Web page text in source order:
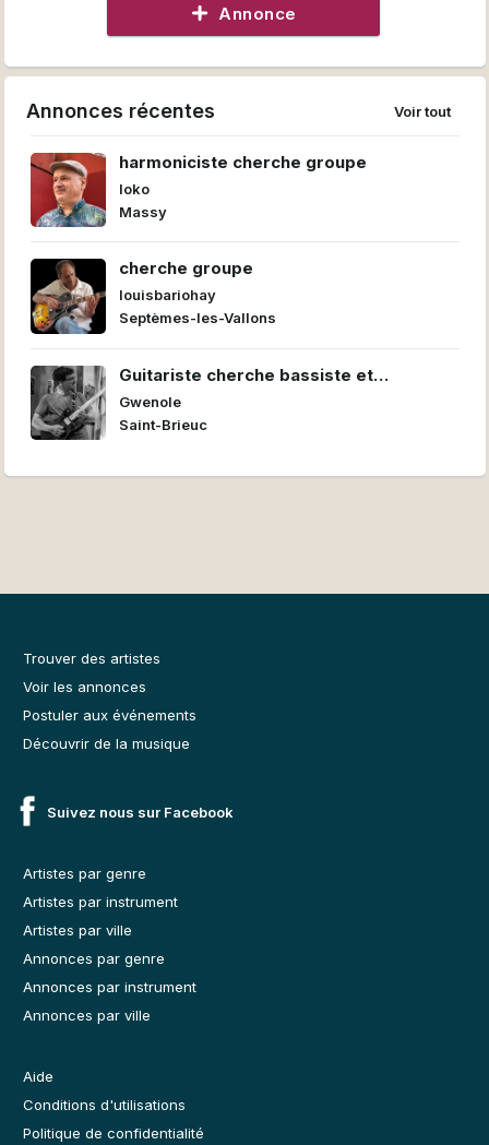
Annonce
Annonces récentes Voir tout
harmoniciste cherche groupe
loko
Massy
cherche groupe
louisbariohay
Septèmes-les-Vallons
Guitariste cherche bassiste et
batteur/euse pour former un power trio
Gwenole
Saint-Brieuc
Trouver des artistes
Voir les annonces
Postuler aux événements
Découvrir de la musique
Suivez nous sur Facebook
Artistes par genre
Artistes par instrument
Artistes par ville
Annonces par genre
Annonces par instrument
Annonces par ville
Aide
Conditions d'utilisations
Politique de confidentialité